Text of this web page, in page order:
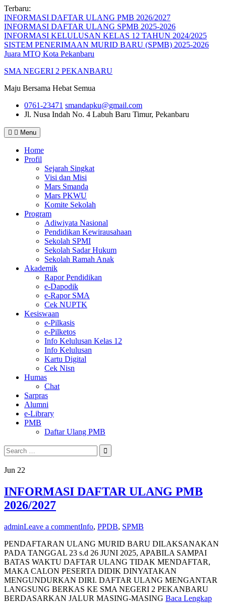
Skip
to
content
Terbaru:
INFORMASI DAFTAR ULANG PMB 2026/2027
INFORMASI DAFTAR ULANG SPMB 2025-2026
INFORMASI KELULUSAN KELAS 12 TAHUN 2024/2025
SISTEM PENERIMAAN MURID BARU (SPMB) 2025-2026
Juara MTQ Kota Pekanbaru
SMA NEGERI 2 PEKANBARU
Maju Bersama Hebat Semua
0761-23471 smandapku@gmail.com
Jl. Nusa Indah No. 4 Labuh Baru Timur, Pekanbaru
Menu
Home
Profil
Sejarah Singkat
Visi dan Misi
Mars Smanda
Mars PKWU
Komite Sekolah
Program
Adiwiyata Nasional
Pendidikan Kewirausahaan
Sekolah SPMI
Sekolah Sadar Hukum
Sekolah Ramah Anak
Akademik
Rapor Pendidikan
e-Dapodik
e-Rapor SMA
Cek NUPTK
Kesiswaan
e-Pilkasis
e-Pilketos
Info Kelulusan Kelas 12
Info Kelulusan
Kartu Digital
Cek Nisn
Humas
Chat
Sarpras
Alumni
e-Library
PMB
Daftar Ulang PMB
Search
for:
Berita
Jun 22
INFORMASI DAFTAR ULANG PMB
2026/2027
adminLeave a commentInfo, PPDB, SPMB
PENDAFTARAN ULANG MURID BARU DILAKSANAKAN
PADA TANGGAL 23 s.d 26 JUNI 2025, APABILA SAMPAI
BATAS WAKTU DAFTAR ULANG TIDAK MENDAFTAR,
MAKA CALON PESERTA DIDIK DINYATAKAN
MENGUNDURKAN DIRI. DAFTAR ULANG MENGANTAR
LANGSUNG BERKAS KE SMA NEGERI 2 PEKANBARU
BERDASARKAN JALUR MASING-MASING Baca Lengkap